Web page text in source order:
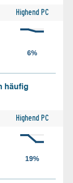
Highend PC
häufig
Highend PC